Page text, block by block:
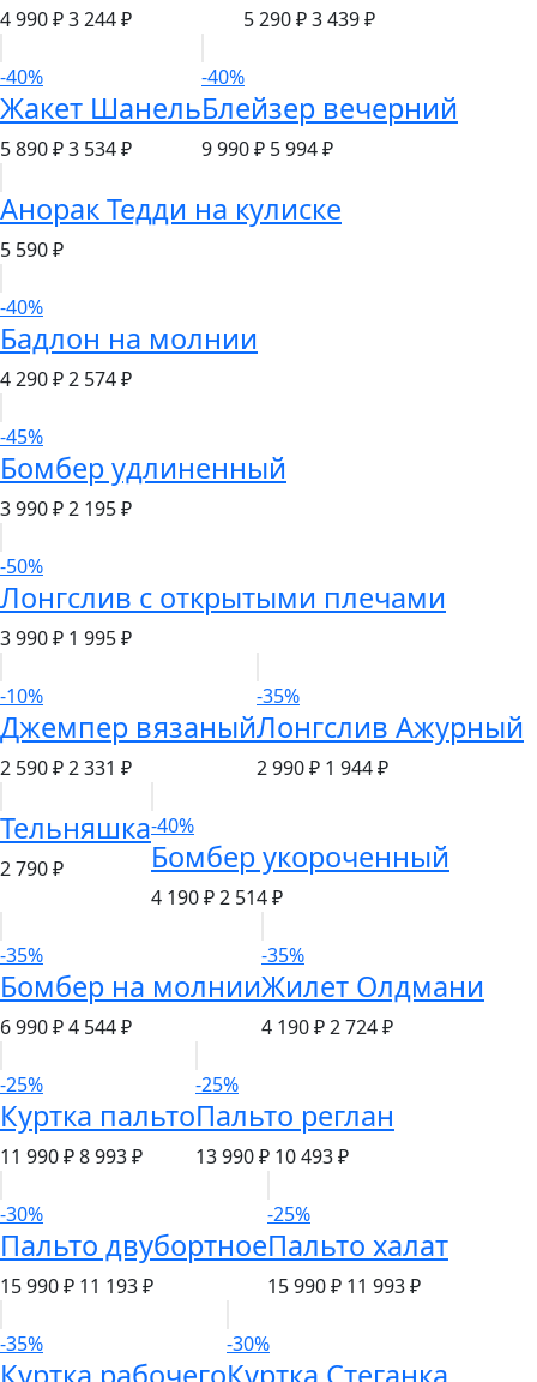
4 990 ₽3 244 ₽ 5 290 ₽3 439 ₽
-40%
Жакет Шанель
5 890 ₽3 534 ₽
-40%
Блейзер вечерний
9 990 ₽ 5 994 ₽
Анорак Тедди на кулиске
5 590 ₽
-40%
Бадлон на молнии
4 290 ₽2 574 ₽
-45%
Бомбер удлиненный
3 990 ₽2 195 ₽
-50%
Лонгслив с открытыми плечами
3 990 ₽ 1 995 ₽
-10%
Джемпер вязаный
2 590 ₽2 331 ₽
-35%
Лонгслив Ажурный
2 990 ₽ 1 944 ₽
Тельняшка
2 790 ₽
-40%
Бомбер укороченный
4 190 ₽2 514 ₽
-35%
Бомбер на молнии
6 990 ₽4 544 ₽
-35%
Жилет Олдмани
4 190 ₽2 724 ₽
-25%
Куртка пальто
11 990 ₽8 993 ₽
-25%
Пальто реглан
13 990 ₽ 10 493 ₽
-30%
Пальто двубортное
15 990 ₽ 11 193 ₽
-25%
Пальто халат
15 990 ₽ 11 993 ₽
-35% -30%